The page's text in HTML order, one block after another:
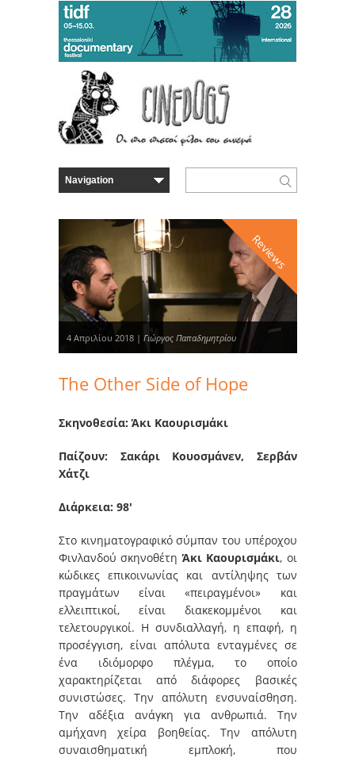
Reviews
4 Απριλίου 2018 | Γιώργος Παπαδημητρίου
The Other Side of Hope
Σκηνοθεσία: Άκι Καουρισμάκι
Παίζουν: Σακάρι Κουοσμάνεν, Σερβάν
Χάτζι
Διάρκεια: 98′
Στο κινηματογραφικό σύμπαν του υπέροχου
Φινλανδού σκηνοθέτηΆκι Καουρισμάκι, οι
κώδικες επικοινωνίας και αντίληψης των
πραγμάτων είναι «πειραγμένοι» και
ελλειπτικοί, είναι διακεκομμένοι και
τελετουργικοί. Η συνδιαλλαγή, η επαφή, η
προσέγγιση, είναι απόλυτα ενταγμένες σε
ένα ιδιόμορφο πλέγμα, το οποίο
χαρακτηρίζεται από διάφορες βασικές
συνιστώσες. Την απόλυτη ενσυναίσθηση.
Την αδέξια ανάγκη για ανθρωπιά. Την
αμήχανη χείρα βοηθείας. Την απόλυτη
συναισθηματική εμπλοκή, που